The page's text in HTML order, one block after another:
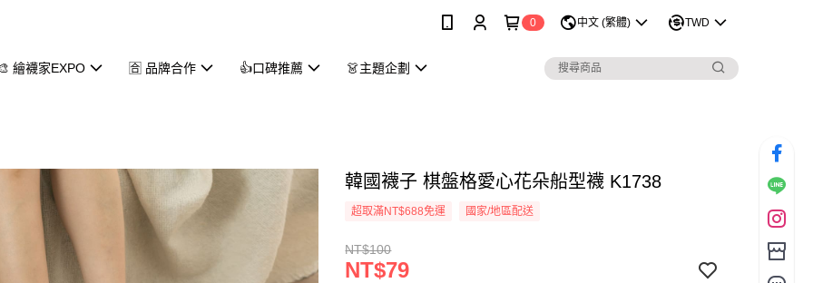
0 中文 (繁體) TWD
繪襪家EXPO 🈴 品牌合作 👍口碑推薦 👗主題企劃
韓國襪子 棋盤格愛心花朵船型襪 K1738
超取滿NT$688免運 國家/地區配送
NT$100
NT$79